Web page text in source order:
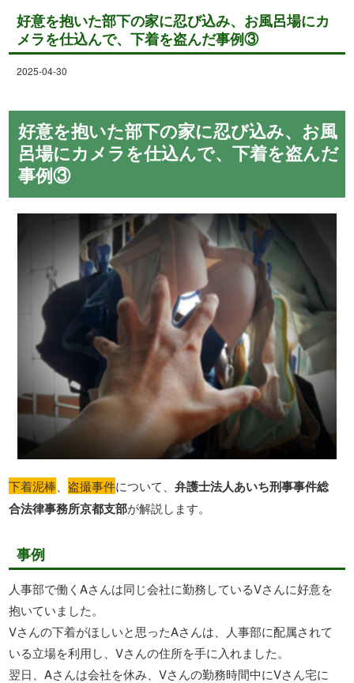
好意を抱いた部下の家に忍び込み、お風呂場にカ
メラを仕込んで、下着を盗んだ事例③
2025-04-30
好意を抱いた部下の家に忍び込み、お風
呂場にカメラを仕込んで、下着を盗んだ
事例③
下着泥棒 盗撮事件について、弁護士法人あいち刑事事件総
合法律事務所京都支部が解説します。
事例
人事部で働くAさんは同じ会社に勤務しているVさんに好意を
抱いていました。
Vさんの下着がほしいと思ったAさんは、人事部に配属されて
いる立場を利用し、Vさんの住所を手に入れました。
翌日、Aさんは会社を休み、Vさんの勤務時間中にVさん宅に